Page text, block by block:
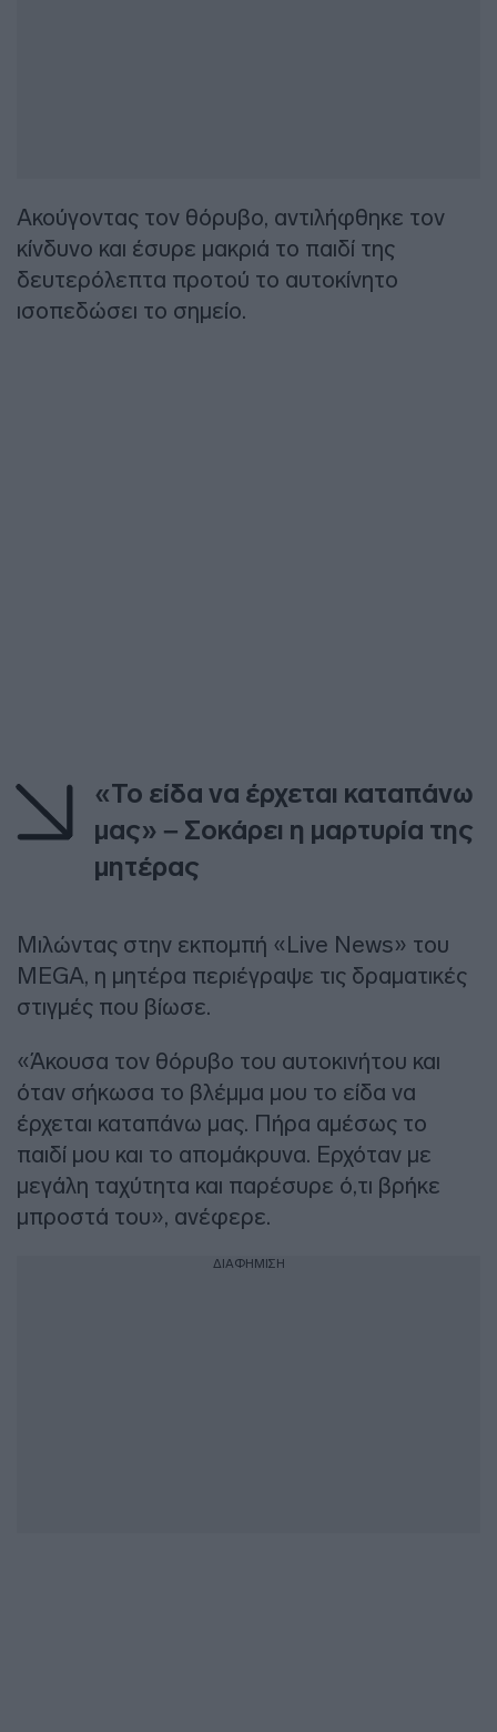
Ακούγοντας τον θόρυβο, αντιλήφθηκε τον
κίνδυνο και έσυρε μακριά το παιδί της
δευτερόλεπτα προτού το αυτοκίνητο
ισοπεδώσει το σημείο.
«Το είδα να έρχεται καταπάνω
μας» – Σοκάρει η μαρτυρία της
μητέρας
Μιλώντας στην εκπομπή «Live News» του
MEGA, η μητέρα περιέγραψε τις δραματικές
στιγμές που βίωσε.
«Άκουσα τον θόρυβο του αυτοκινήτου και
όταν σήκωσα το βλέμμα μου το είδα να
έρχεται καταπάνω μας. Πήρα αμέσως το
παιδί μου και το απομάκρυνα. Ερχόταν με
μεγάλη ταχύτητα και παρέσυρε ό,τι βρήκε
μπροστά του», ανέφερε.
ΔΙΑΦΗΜΙΣΗ